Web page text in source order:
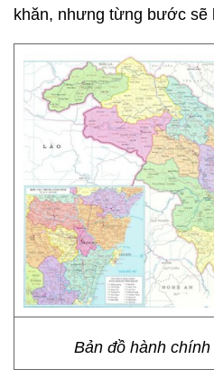
khăn, nhưng từng bước sẽ
Bản đồ hành